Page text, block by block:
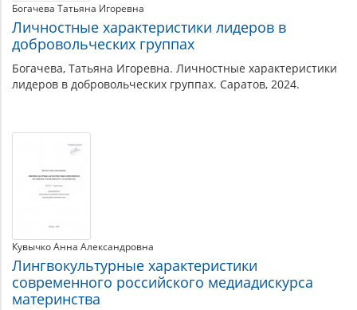
Богачева Татьяна Игоревна
Личностные характеристики лидеров в
добровольческих группах
Богачева, Татьяна Игоревна. Личностные характеристики
лидеров в добровольческих группах. Саратов, 2024.
Кувычко Анна Александровна
Лингвокультурные характеристики
современного российского медиадискурса
материнства